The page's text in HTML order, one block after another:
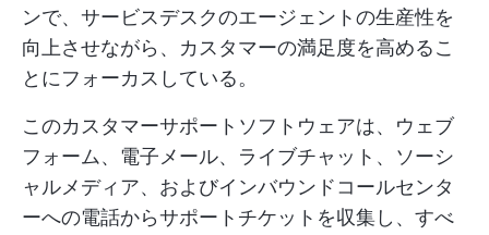
ンで、サービスデスクのエージェントの生産性を
向上させながら、カスタマーの満足度を高めるこ
とにフォーカスしている。
このカスタマーサポートソフトウェアは、ウェブ
フォーム、電子メール、ライブチャット、ソーシ
ャルメディア、およびインバウンドコールセンタ
ーへの電話からサポートチケットを収集し、すべ